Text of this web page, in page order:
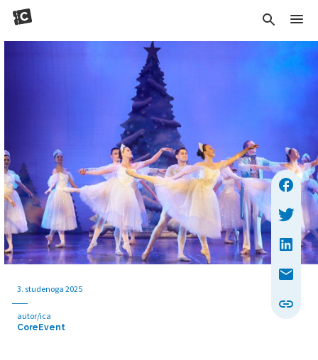
3. studenoga 2025
autor/ica
CoreEvent